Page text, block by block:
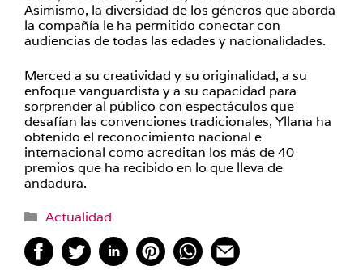
Asimismo, la diversidad de los géneros que aborda
la compañía le ha permitido conectar con
audiencias de todas las edades y nacionalidades.
Merced a su creatividad y su originalidad, a su
enfoque vanguardista y a su capacidad para
sorprender al público con espectáculos que
desafían las convenciones tradicionales, Yllana ha
obtenido el reconocimiento nacional e
internacional como acreditan los más de 40
premios que ha recibido en lo que lleva de
andadura.
Categorías
Actualidad